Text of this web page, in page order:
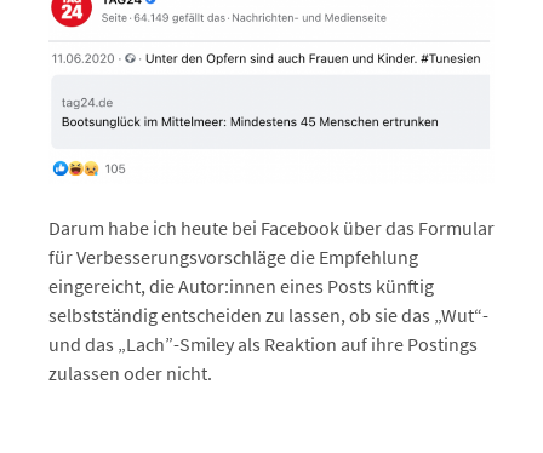
Darum habe ich heute bei Facebook über das Formular
für Verbesserungsvorschläge die Empfehlung
eingereicht, die Autor:innen eines Posts künftig
selbstständig entscheiden zu lassen, ob sie das „Wut“-
und das „Lach”-Smiley als Reaktion auf ihre Postings
zulassen oder nicht.